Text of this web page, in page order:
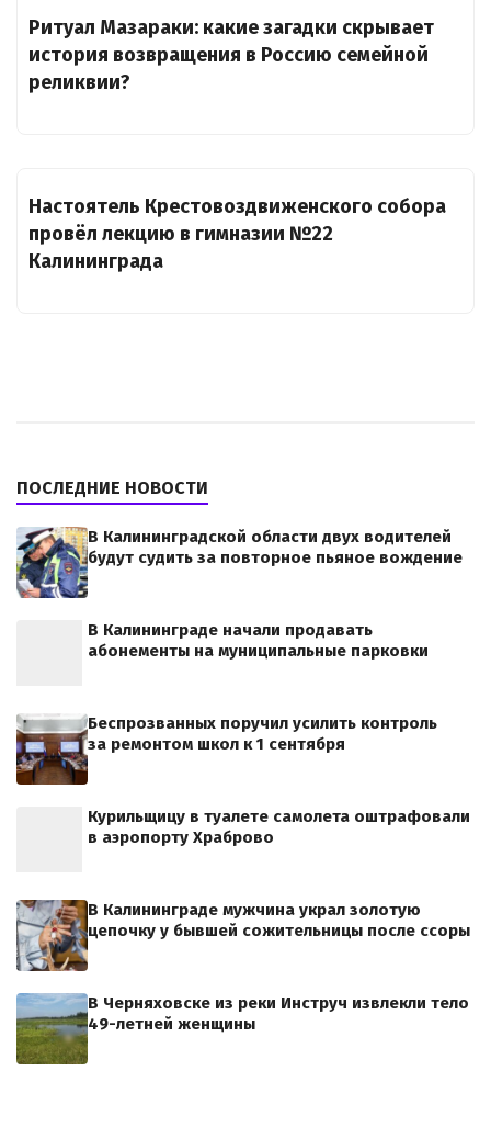
Ритуал Мазараки: какие загадки скрывает
история возвращения в Россию семейной
реликвии?
Настоятель Крестовоздвиженского собора
провёл лекцию в гимназии №22
Калининграда
ПОСЛЕДНИЕ НОВОСТИ
В Калининградской области двух водителей
будут судить за повторное пьяное вождение
В Калининграде начали продавать
абонементы на муниципальные парковки
Беспрозванных поручил усилить контроль
за ремонтом школ к 1 сентября
Курильщицу в туалете самолета оштрафовали
в аэропорту Храброво
В Калининграде мужчина украл золотую
цепочку у бывшей сожительницы после ссоры
В Черняховске из реки Инструч извлекли тело
49-летней женщины